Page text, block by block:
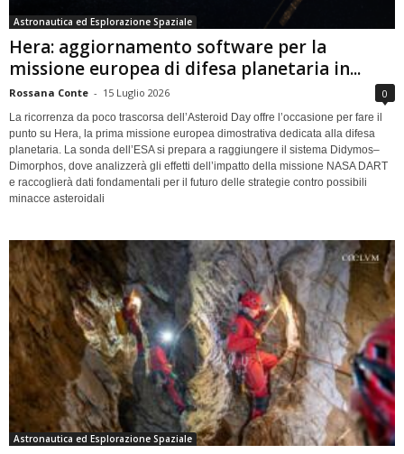
Astronautica ed Esplorazione Spaziale
Hera: aggiornamento software per la
missione europea di difesa planetaria in...
Rossana Conte - 15 Luglio 2026 0
La ricorrenza da poco trascorsa dell’Asteroid Day offre l’occasione per fare il
punto su Hera, la prima missione europea dimostrativa dedicata alla difesa
planetaria. La sonda dell’ESA si prepara a raggiungere il sistema Didymos–
Dimorphos, dove analizzerà gli effetti dell’impatto della missione NASA DART
e raccoglierà dati fondamentali per il futuro delle strategie contro possibili
minacce asteroidali
Astronautica ed Esplorazione Spaziale